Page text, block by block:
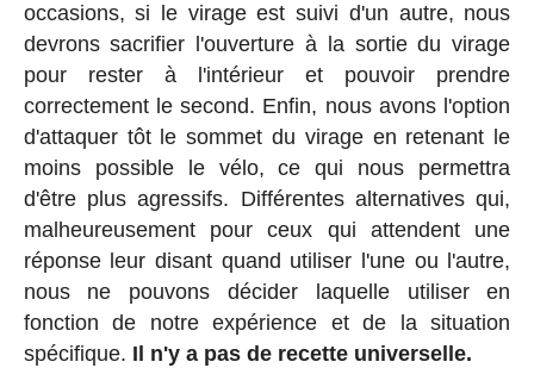
occasions, si le virage est suivi d'un autre, nous
devrons sacrifier l'ouverture à la sortie du virage
pour rester à l'intérieur et pouvoir prendre
correctement le second. Enfin, nous avons l'option
d'attaquer tôt le sommet du virage en retenant le
moins possible le vélo, ce qui nous permettra
d'être plus agressifs. Différentes alternatives qui,
malheureusement pour ceux qui attendent une
réponse leur disant quand utiliser l'une ou l'autre,
nous ne pouvons décider laquelle utiliser en
fonction de notre expérience et de la situation
spécifique. Il n'y a pas de recette universelle.